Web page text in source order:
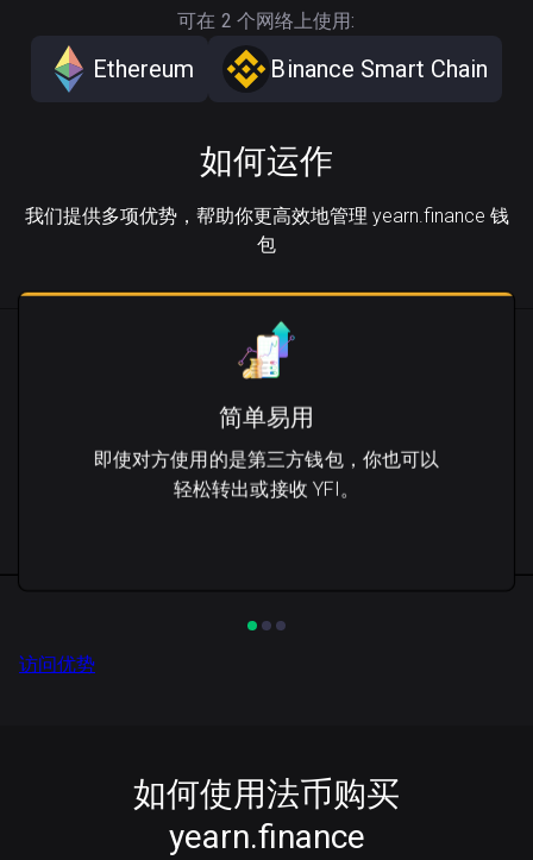
可在 2 个网络上使用:
Ethereum Binance Smart Chain
如何运作
我们提供多项优势，帮助你更高效地管理 yearn.finance 钱
包
简单易用
即使对方使用的是第三方钱包，你也可以
轻松转出或接收 YFI。
访问优势
如何使用法币购买
yearn.finance